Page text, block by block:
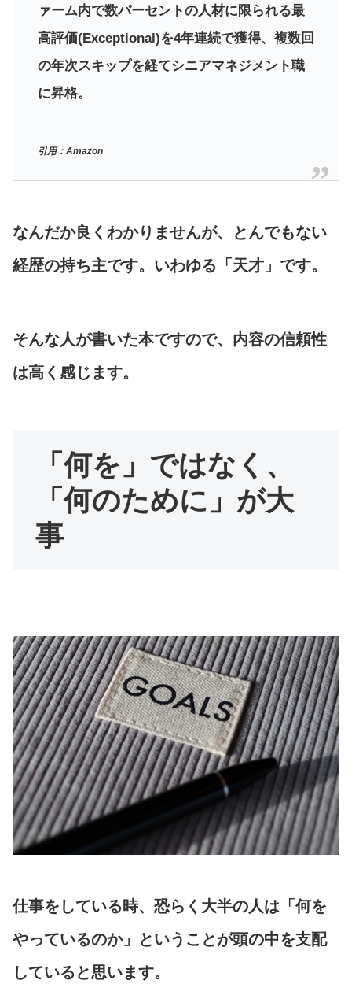
ァーム内で数パーセントの人材に限られる最
高評価(Exceptional)を4年連続で獲得、複数回
の年次スキップを経てシニアマネジメント職
に昇格。
引用：Amazon
なんだか良くわかりませんが、とんでもない
経歴の持ち主です。いわゆる「天才」です。
そんな人が書いた本ですので、内容の信頼性
は高く感じます。
「何を」ではなく、
「何のために」が大
事
仕事をしている時、恐らく大半の人は「何を
やっているのか」ということが頭の中を支配
していると思います。